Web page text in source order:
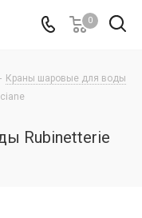
0
- Краны шаровые для воды
Rubinetterie